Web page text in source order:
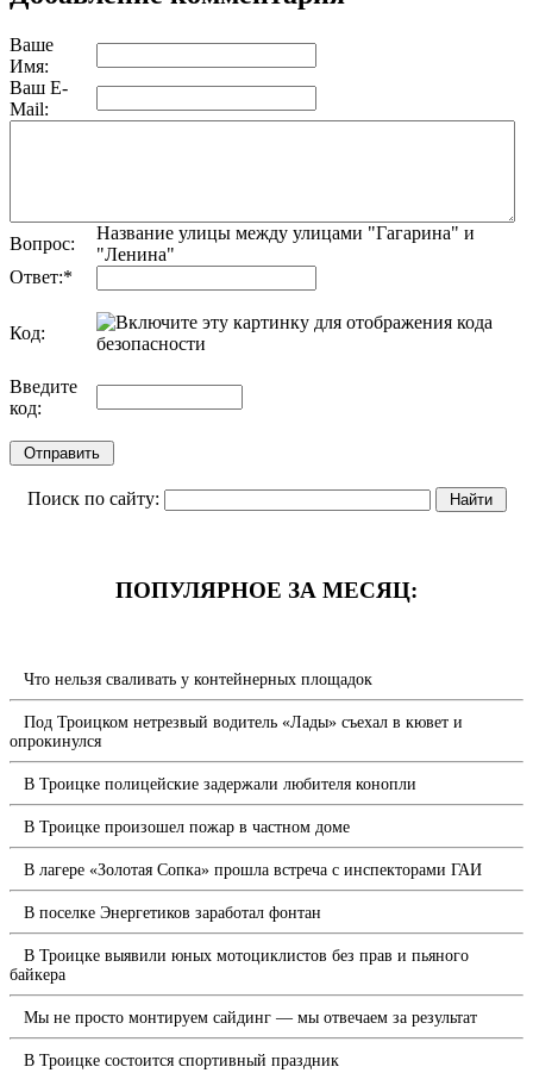
Ваше
Имя:
Ваш E-
Mail:
Вопрос:
Название улицы между улицами "Гагарина" и
"Ленина"
Ответ:*
Код:
Введите
код:
Поиск по сайту:
ПОПУЛЯРНОЕ ЗА МЕСЯЦ:
Что нельзя сваливать у контейнерных площадок
Под Троицком нетрезвый водитель «Лады» съехал в кювет и
опрокинулся
В Троицке полицейские задержали любителя конопли
В Троицке произошел пожар в частном доме
В лагере «Золотая Сопка» прошла встреча с инспекторами ГАИ
В поселке Энергетиков заработал фонтан
В Троицке выявили юных мотоциклистов без прав и пьяного
байкера
Мы не просто монтируем сайдинг — мы отвечаем за результат
В Троицке состоится спортивный праздник